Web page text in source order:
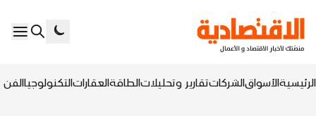
الرئيسيةالأسواقالشركاتتقارير وتحليلاتالطاقةالعقاراتالتكنولوجياالفن